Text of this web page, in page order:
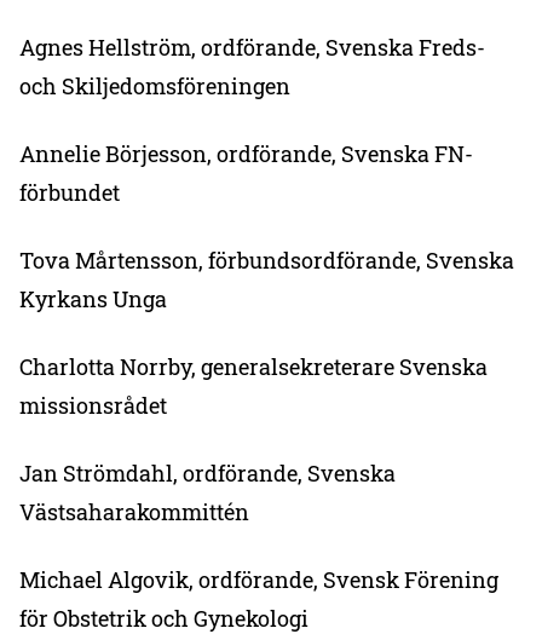
Agnes Hellström, ordförande, Svenska Freds-
och Skiljedomsföreningen
Annelie Börjesson, ordförande, Svenska FN-
förbundet
Tova Mårtensson, förbundsordförande, Svenska
Kyrkans Unga
Charlotta Norrby, generalsekreterare Svenska
missionsrådet
Jan Strömdahl, ordförande, Svenska
Västsaharakommittén
Michael Algovik, ordförande, Svensk Förening
för Obstetrik och Gynekologi